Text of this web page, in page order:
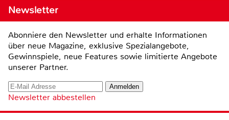
Newsletter
Abonniere den Newsletter und erhalte Informationen
über neue Magazine, exklusive Spezialangebote,
Gewinnspiele, neue Features sowie limitierte Angebote
unserer Partner.
Newsletter abbestellen